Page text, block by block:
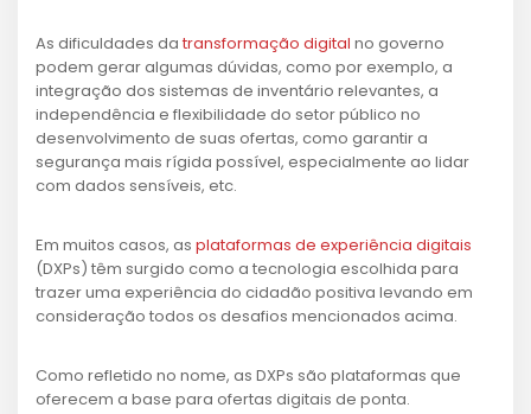
As dificuldades datransformação digital no governo
podem gerar algumas dúvidas, como por exemplo, a
integração dos sistemas de inventário relevantes, a
independência e flexibilidade do setor público no
desenvolvimento de suas ofertas, como garantir a
segurança mais rígida possível, especialmente ao lidar
com dados sensíveis, etc.
Em muitos casos, as plataformas de experiência digitais
(DXPs) têm surgido como a tecnologia escolhida para
trazer uma experiência do cidadão positiva levando em
consideração todos os desafios mencionados acima.
Como refletido no nome, as DXPs são plataformas que
oferecem a base para ofertas digitais de ponta.